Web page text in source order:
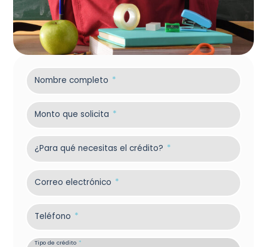
Nombre completo
Monto que solicita
¿Para qué necesitas el crédito?
Correo electrónico
Teléfono
Tipo de crédito